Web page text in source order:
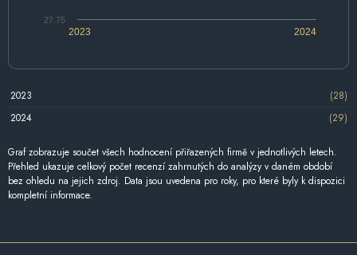
2023 2024
27.75
2023
(28)
2024
(29)
Graf zobrazuje součet všech hodnocení přiřazených firmě v jednotlivých letech.
Přehled ukazuje celkový počet recenzí zahrnutých do analýzy v daném období
bez ohledu na jejich zdroj. Data jsou uvedena pro roky, pro které byly k dispozici
kompletní informace.